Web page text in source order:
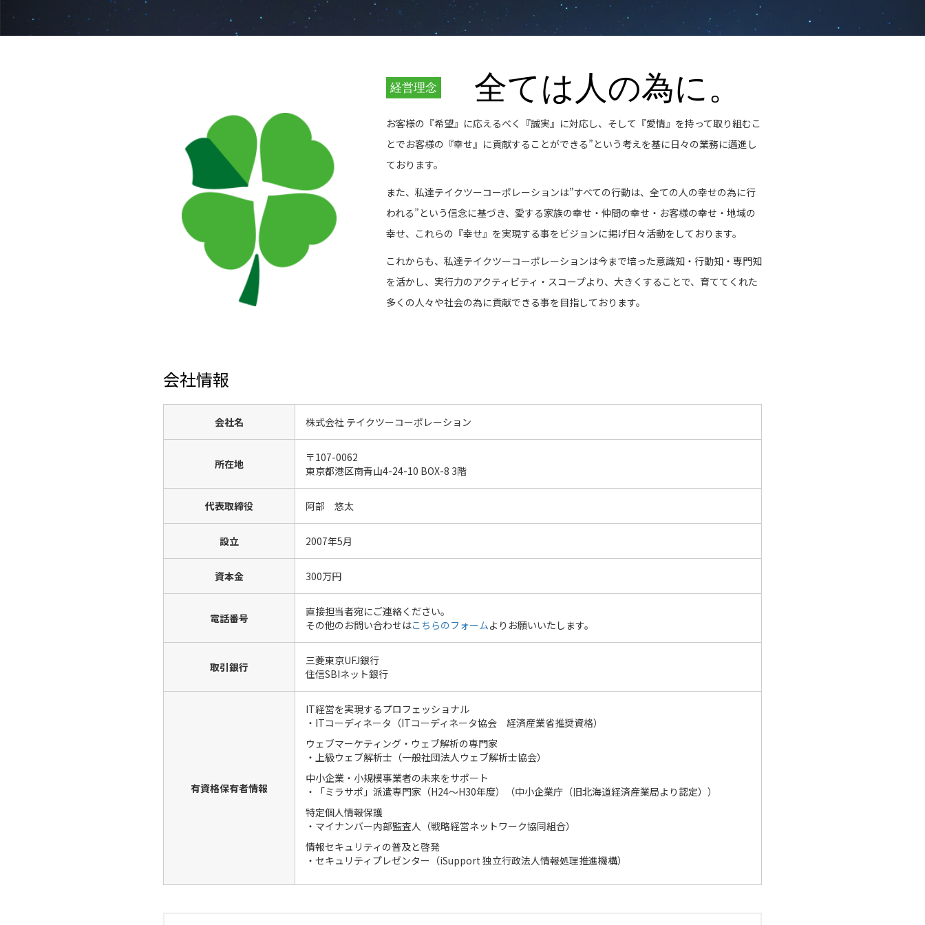
経営理念 全ては人の為に。
お客様の『希望』に応えるべく『誠実』に対応し、そして『愛情』を持って取り組むこ
とでお客様の『幸せ』に貢献することができる”という考えを基に日々の業務に邁進し
ております。
また、私達テイクツーコーポレーションは”すべての行動は、全ての人の幸せの為に行
われる”という信念に基づき、愛する家族の幸せ・仲間の幸せ・お客様の幸せ・地域の
幸せ、これらの『幸せ』を実現する事をビジョンに掲げ日々活動をしております。
これからも、私達テイクツーコーポレーションは今まで培った意識知・行動知・専門知
を活かし、実行力のアクティビティ・スコープより、大きくすることで、育ててくれた
多くの人々や社会の為に貢献できる事を目指しております。
会社情報
会社名 株式会社 テイクツーコーポレーション
所在地
〒107-0062
東京都港区南青山4-24-10 BOX-8 3階
代表取締役 阿部 悠太
設立 2007年5月
資本金 300万円
電話番号
直接担当者宛にご連絡ください。
その他のお問い合わせはこちらのフォームよりお願いいたします。
取引銀行
三菱東京UFJ銀行
住信SBIネット銀行
有資格保有者情報
IT経営を実現するプロフェッショナル
・ITコーディネータ （ITコーディネータ協会 経済産業省推奨資格）
ウェブマーケティング・ウェブ解析の専門家
・上級ウェブ解析士 （一般社団法人ウェブ解析士協会）
中小企業・小規模事業者の未来をサポート
・「ミラサポ」派遣専門家（H24〜H30年度）
（中小企業庁（旧北海道経済産業局より認定））
特定個人情報保護
・マイナンバー内部監査人 （戦略経営ネットワーク協同組合）
情報セキュリティの普及と啓発
・セキュリティプレゼンター（iSupport 独立行政法人情報処理推進機構）